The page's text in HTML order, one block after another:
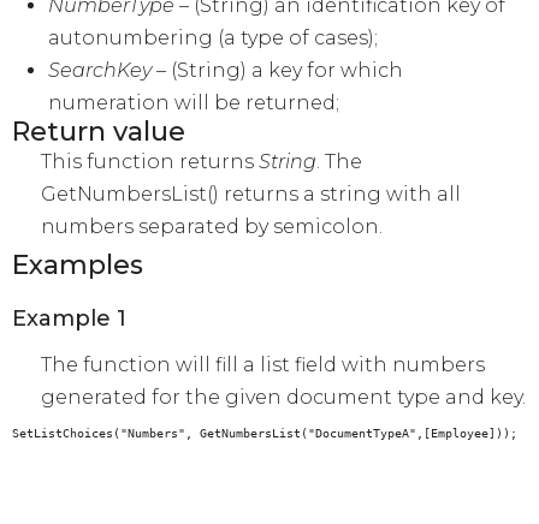
NumberType – (String) an identification key of
autonumbering (a type of cases);
SearchKey– (String) a key for which
numeration will be returned;
Return value
This function returns String. The
GetNumbersList() returns a string with all
numbers separated by semicolon.
Examples
Example 1
The function will fill a list field with numbers
generated for the given document type and key.
SetListChoices("Numbers", GetNumbersList("DocumentTypeA",[Employee]));